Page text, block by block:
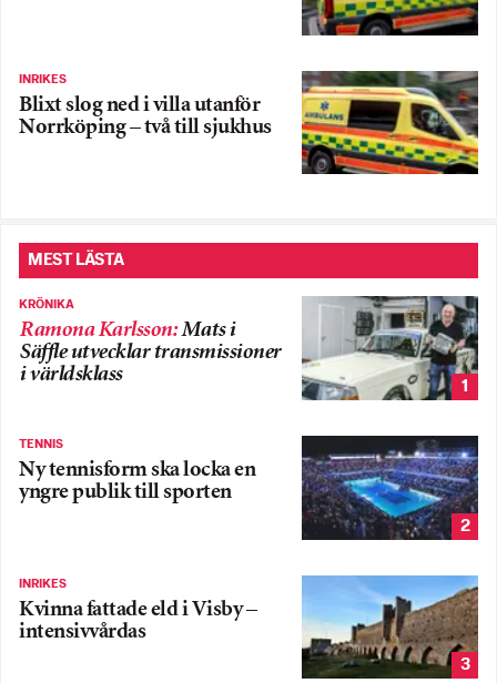
INRIKES
Blixt slog ned i villa utanför
Norrköping – två till sjukhus
MEST LÄSTA
KRÖNIKA
Ramona Karlsson:Mats i
Säffle utvecklar transmissioner
i världsklass
1
TENNIS
Ny tennisform ska locka en
yngre publik till sporten
2
INRIKES
Kvinna fattade eld i Visby –
intensivvårdas
3